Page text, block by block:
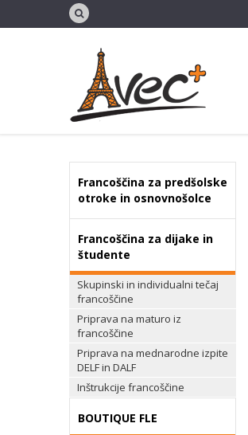
Francoščina za predšolske
otroke in osnovnošolce
Francoščina za dijake in
študente
Skupinski in individualni tečaj
francoščine
Priprava na maturo iz
francoščine
Priprava na mednarodne izpite
DELF in DALF
Inštrukcije francoščine
BOUTIQUE FLE